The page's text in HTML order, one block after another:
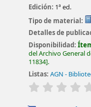
Edición: 1ª ed.
Tipo de material:
Detalles de
Disponibilidad:
del Archivo General
11834 .
Listas: AGN -
valoración